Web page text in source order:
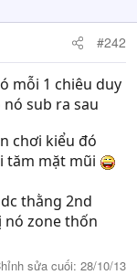
#242
mỗi 1 chiêu duy
sub ra sau
chơi kiểu đó
tăm mặt mũi
thằng 2nd
nó zone thốn
sửa cuối: 28/10/13